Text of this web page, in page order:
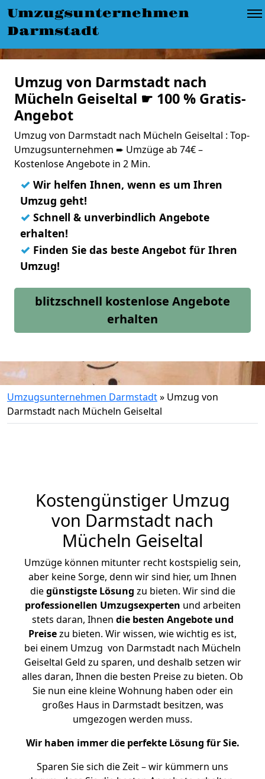
Umzugsunternehmen
Darmstadt
Umzug von Darmstadt nach
Mücheln Geiseltal ☛ 100 % Gratis-
Angebot
Umzug von Darmstadt nach Mücheln Geiseltal : Top-
Umzugsunternehmen ➨ Umzüge ab 74€ –
Kostenlose Angebote in 2 Min.
✓ Wir helfen Ihnen, wenn es um Ihren
Umzug geht!
✓ Schnell & unverbindlich Angebote
erhalten!
✓ Finden Sie das beste Angebot für Ihren
Umzug!
blitzschnell kostenlose Angebote
erhalten
Umzugsunternehmen Darmstadt» Umzug von
Darmstadt nach Mücheln Geiseltal
Kostengünstiger Umzug
von Darmstadt nach
Mücheln Geiseltal
Umzüge können mitunter recht kostspielig sein,
aber keine Sorge, denn wir sind hier, um Ihnen
diegünstigste Lösung zu bieten. Wir sind die
professionellen Umzugsexperten und arbeiten
stets daran, Ihnen die besten Angebote und
Preisezu bieten. Wir wissen, wie wichtig es ist,
bei einem Umzug von Darmstadt nach Mücheln
Geiseltal Geld zu sparen, und deshalb setzen wir
alles daran, Ihnen die besten Preise zu bieten. Ob
Sie nun eine kleine Wohnung haben oder ein
großes Haus in Darmstadt besitzen, was
umgezogen werden muss.
Wir haben immer die perfekte Lösung für Sie.
Sparen Sie sich die Zeit – wir kümmern uns